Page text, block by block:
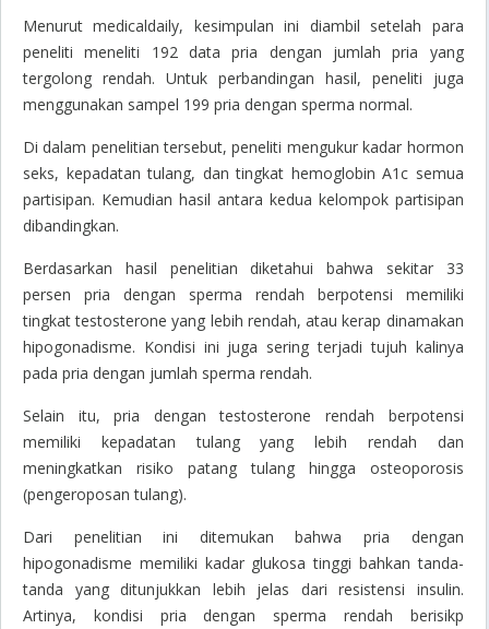
Menurut medicaldaily, kesimpulan ini diambil setelah para
peneliti meneliti 192 data pria dengan jumlah pria yang
tergolong rendah. Untuk perbandingan hasil, peneliti juga
menggunakan sampel 199 pria dengan sperma normal.
Di dalam penelitian tersebut, peneliti mengukur kadar hormon
seks, kepadatan tulang, dan tingkat hemoglobin A1c semua
partisipan. Kemudian hasil antara kedua kelompok partisipan
dibandingkan.
Berdasarkan hasil penelitian diketahui bahwa sekitar 33
persen pria dengan sperma rendah berpotensi memiliki
tingkat testosterone yang lebih rendah, atau kerap dinamakan
hipogonadisme. Kondisi ini juga sering terjadi tujuh kalinya
pada pria dengan jumlah sperma rendah.
Selain itu, pria dengan testosterone rendah berpotensi
memiliki kepadatan tulang yang lebih rendah dan
meningkatkan risiko patang tulang hingga osteoporosis
(pengeroposan tulang).
Dari penelitian ini ditemukan bahwa pria dengan
hipogonadisme memiliki kadar glukosa tinggi bahkan tanda-
tanda yang ditunjukkan lebih jelas dari resistensi insulin.
Artinya, kondisi pria dengan sperma rendah berisikp